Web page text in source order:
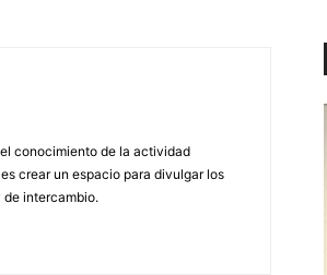
conocimiento de la actividad
crear un espacio para divulgar los
intercambio.